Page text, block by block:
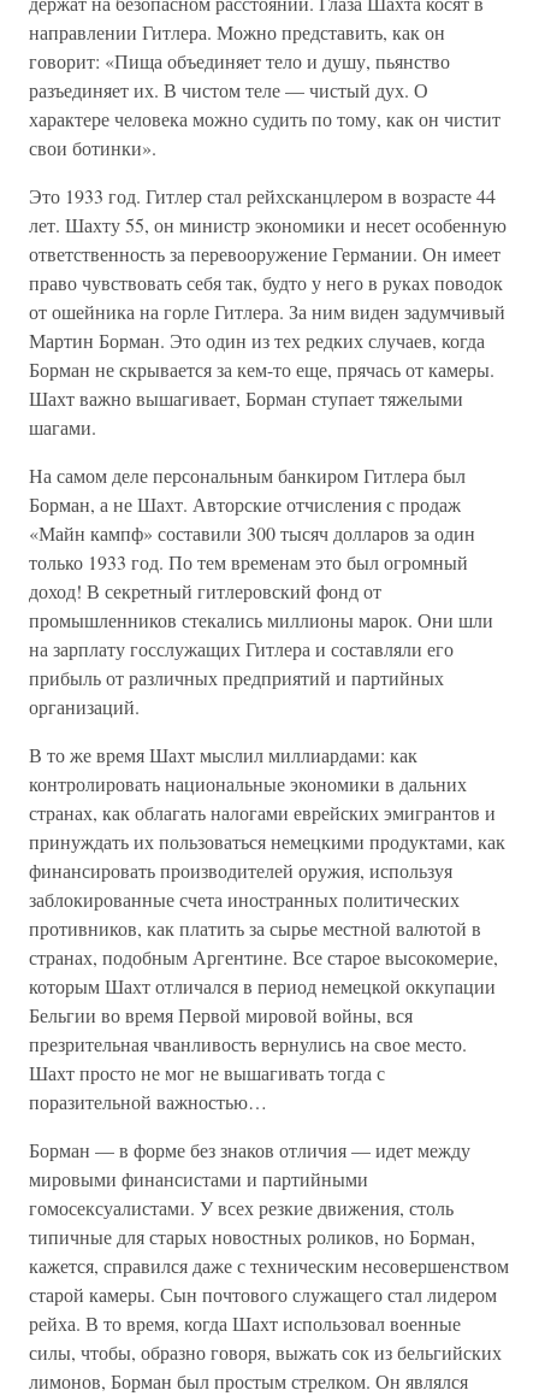
направлении Гитлера. Можно представить, как он
говорит: «Пища объединяет тело и душу, пьянство
разъединяет их. В чистом теле — чистый дух. О
характере человека можно судить по тому, как он чистит
свои ботинки».
Это 1933 год. Гитлер стал рейхсканцлером в возрасте 44
лет. Шахту 55, он министр экономики и несет особенную
ответственность за перевооружение Германии. Он имеет
право чувствовать себя так, будто у него в руках поводок
от ошейника на горле Гитлера. За ним виден задумчивый
Мартин Борман. Это один из тех редких случаев, когда
Борман не скрывается за кем-то еще, прячась от камеры.
Шахт важно вышагивает, Борман ступает тяжелыми
шагами.
На самом деле персональным банкиром Гитлера был
Борман, а не Шахт. Авторские отчисления с продаж
«Майн кампф» составили 300 тысяч долларов за один
только 1933 год. По тем временам это был огромный
доход! В секретный гитлеровский фонд от
промышленников стекались миллионы марок. Они шли
на зарплату госслужащих Гитлера и составляли его
прибыль от различных предприятий и партийных
организаций.
В то же время Шахт мыслил миллиардами: как
контролировать национальные экономики в дальних
странах, как облагать налогами еврейских эмигрантов и
принуждать их пользоваться немецкими продуктами, как
финансировать производителей оружия, используя
заблокированные счета иностранных политических
противников, как платить за сырье местной валютой в
странах, подобным Аргентине. Все старое высокомерие,
которым Шахт отличался в период немецкой оккупации
Бельгии во время Первой мировой войны, вся
презрительная чванливость вернулись на свое место.
Шахт просто не мог не вышагивать тогда с
поразительной важностью…
Борман — в форме без знаков отличия — идет между
мировыми финансистами и партийными
гомосексуалистами. У всех резкие движения, столь
типичные для старых новостных роликов, но Борман,
кажется, справился даже с техническим несовершенством
старой камеры. Сын почтового служащего стал лидером
рейха. В то время, когда Шахт использовал военные
силы, чтобы, образно говоря, выжать сок из бельгийских
лимонов, Борман был простым стрелком. Он являлся